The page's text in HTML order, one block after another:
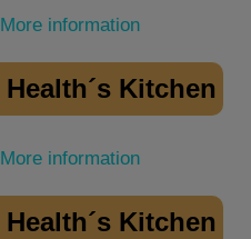
More information
Health´s Kitchen
More information
Health´s Kitchen